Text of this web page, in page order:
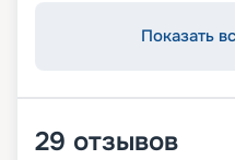
Показать
29 отзывов